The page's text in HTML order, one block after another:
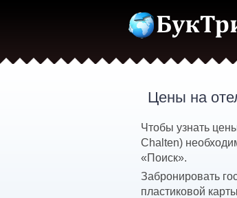
Цены на
Чтобы узнать
Chalten)
«Поиск».
Забронировать
пластиковой